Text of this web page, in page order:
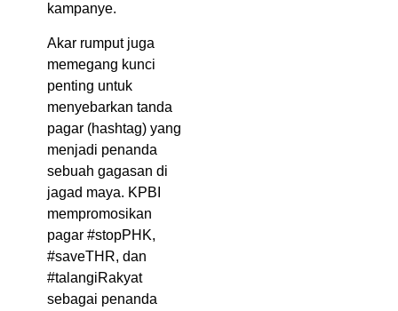
kampanye.
Akar rumput juga
memegang kunci
penting untuk
menyebarkan tanda
pagar (hashtag) yang
menjadi penanda
sebuah gagasan di
jagad maya. KPBI
mempromosikan
pagar #stopPHK,
#saveTHR, dan
#talangiRakyat
sebagai penanda